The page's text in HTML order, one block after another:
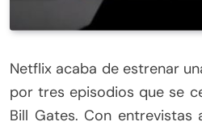
Netflix acaba de estrenar
por tres episodios que se
Bill Gates. Con